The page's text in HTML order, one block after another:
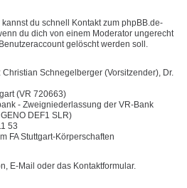
kannst du schnell Kontakt zum phpBB.de-
du dich von einem Moderator ungerecht
gelöscht werden soll.
Schnegelberger (Vorsitzender), Dr.
(VR 720663)
- Zweigniederlassung der VR-Bank
DEF1 SLR)
53
FA Stuttgart-Körperschaften
E-Mail oder das Kontaktformular.